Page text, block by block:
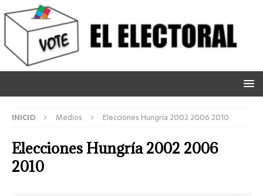
INICIO Medios Elecciones Hungría 2002 2006 2010
Elecciones Hungría 2002 2006
2010